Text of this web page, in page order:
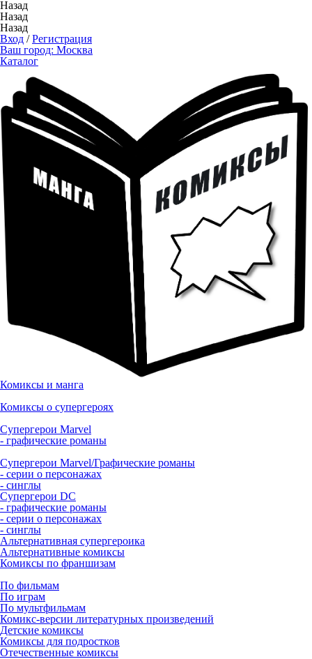
Назад
Назад
Назад
Вход /Регистрация
Ваш город: Москва
Каталог
Комиксы и манга
Комиксы о супергероях
Супергерои Marvel
- графические романы
Супергерои Marvel/Графические романы
- серии о персонажах
- синглы
Супергерои DC
- графические романы
- серии о персонажах
- синглы
Альтернативная супергероика
Альтернативные комиксы
Комиксы по франшизам
По фильмам
По играм
По мультфильмам
Комикс-версии литературных произведений
Детские комиксы
Комиксы для подростков
Отечественные комиксы